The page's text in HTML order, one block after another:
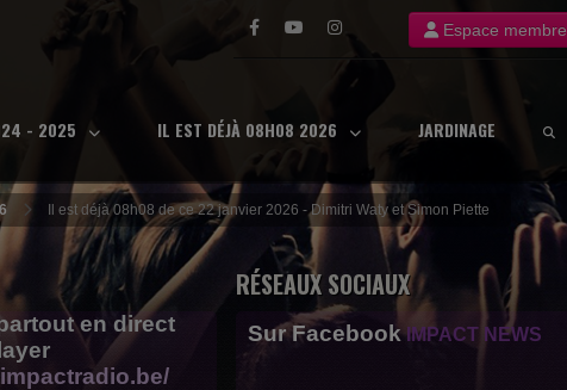
Espace membre
- 2025 IL EST DÉJÀ 08H08 2026 JARDINAGE
Il est déjà 08h08 de ce 22 janvier 2026 - Dimitri Waty et Simon Piette
en direct
RÉSEAUX SOCIAUX
Sur Facebook IMPACT NEWS